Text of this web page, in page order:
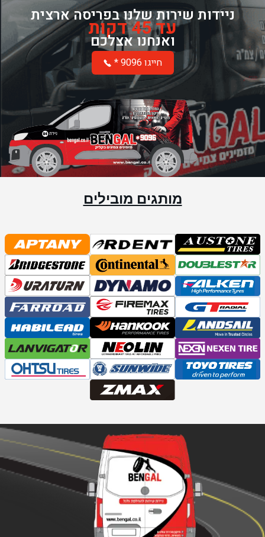
ניידות שירות שלנו בפריסה ארצית
עד 45 דקות
ואנחנו אצלכם
* חייגו 9096
מותגים מובילים